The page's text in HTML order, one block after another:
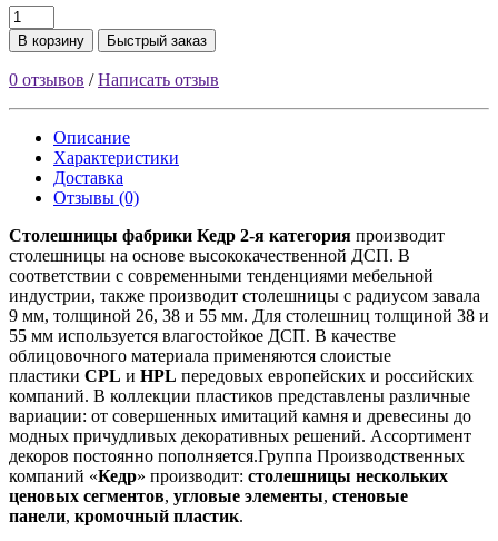
В корзину Быстрый заказ
0 отзывов /Написать отзыв
Описание
Характеристики
Доставка
Отзывы (0)
Столешницы фабрики Кедр 2-я категория производит
столешницы на основе высококачественной ДСП. В
соответствии с современными тенденциями мебельной
индустрии, также производит столешницы с радиусом завала
9 мм, толщиной 26, 38 и 55 мм. Для столешниц толщиной 38 и
55 мм используется влагостойкое ДСП. В качестве
облицовочного материала применяются слоистые
пластики CPL и HPL передовых европейских и российских
компаний. В коллекции пластиков представлены различные
вариации: от совершенных имитаций камня и древесины до
модных причудливых декоративных решений. Ассортимент
декоров постоянно пополняется.Группа Производственных
компаний «Кедр» производит: столешницы нескольких
ценовых сегментов, угловые элементы, стеновые
панели, кромочный пластик.